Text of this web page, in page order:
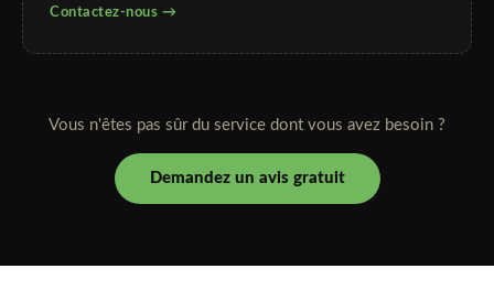
Contactez-nous →
Vous n'êtes pas sûr du service dont vous avez besoin ?
Demandez un avis gratuit